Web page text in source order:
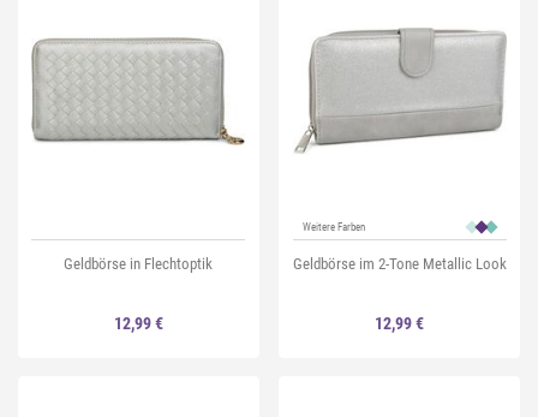
Geldbörse in Flechtoptik
12,99 €
Weitere Farben
Geldbörse im 2-Tone Metallic Look
12,99 €